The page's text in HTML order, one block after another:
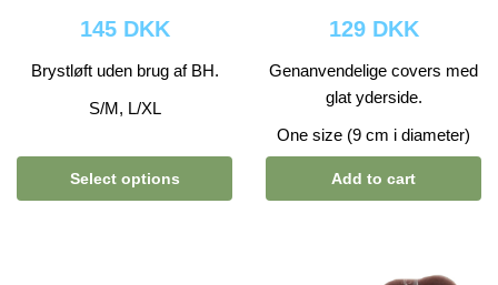
145 DKK
Brystløft uden brug af BH.
S/M, L/XL
Select options
129 DKK
Genanvendelige covers med
glat yderside.
One size (9 cm i diameter)
Add to cart